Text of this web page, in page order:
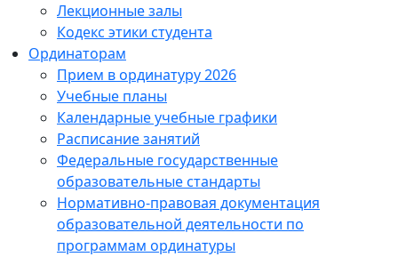
Лекционные залы
Кодекс этики студента
Ординаторам
Прием в ординатуру 2026
Учебные планы
Календарные учебные графики
Расписание занятий
Федеральные государственные
образовательные стандарты
Нормативно-правовая документация
образовательной деятельности по
программам ординатуры